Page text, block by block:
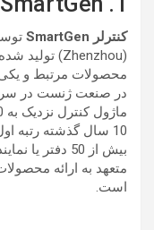
کنترلر SmartGen
محصولات مرتبط و یکی
در صنعت ژنست در
بیش از 50
متعهد به ارائه
است.